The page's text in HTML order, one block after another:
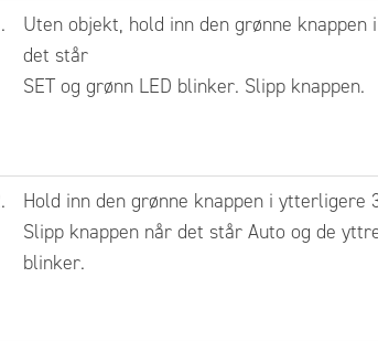
Uten objekt, hold inn den grønne knappen
det står
SET og grønn LED blinker. Slipp knappen.
Hold inn den grønne knappen i ytterligere
Slipp knappen når det står Auto og de
blinker.